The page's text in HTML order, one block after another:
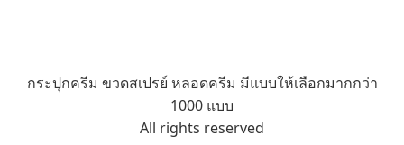
กระปุกครีม ขวดสเปรย์ หลอดครีม มีแบบให้เลือกมากกว่า
1000 แบบ
All rights reserved